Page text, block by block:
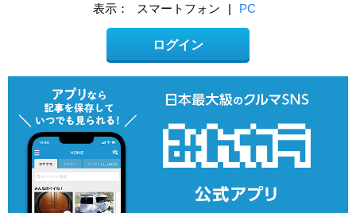
表示： スマートフォン | PC
ログイン